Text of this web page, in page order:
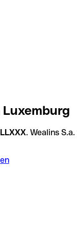
Luxemburg
. Wealins